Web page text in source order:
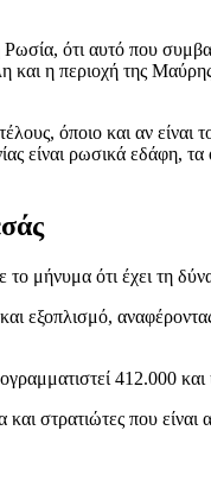
ότι αυτό που
η περιοχή της
όποιο και αν
είναι ρωσικά εδάφη,
μήνυμα ότι έχει τη
412.000
στρατιώτες που